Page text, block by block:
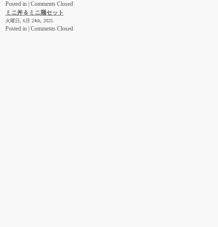
Posted in | Comments Closed
ミニ丼＆ミニ麺セット
火曜日, 6月 24th, 2025
Posted in | Comments Closed